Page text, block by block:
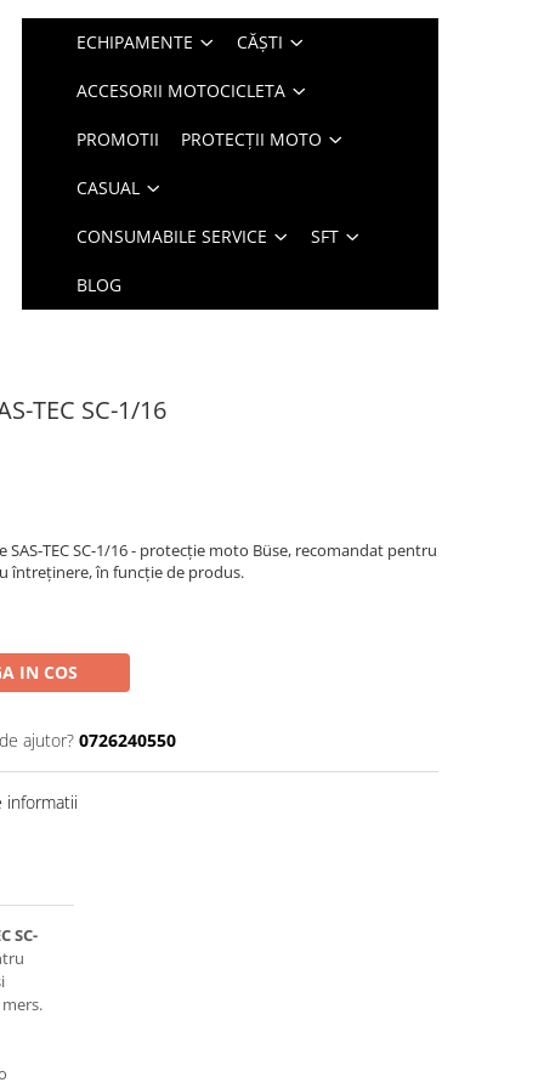
ECHIPAMENTE CĂȘTI
ACCESORII MOTOCICLETA
PROMOTII PROTECȚII MOTO
CASUAL
CONSUMABILE SERVICE SFT
BLOG
TEC SC-1/16
TEC SC-1/16 - protecție moto Büse, recomandat pentru
întreținere, în funcție de produs.
IN COS
ajutor? 0726240550
informatii
SC-